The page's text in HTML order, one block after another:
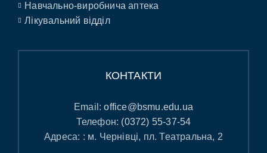
Навчально-виробнича аптека
Лікувальний відділ
КОНТАКТИ
Email:office@bsmu.edu.ua
Телефон: (0372) 55-37-54
Адреса: : м. Чернівці, пл. Театральна, 2